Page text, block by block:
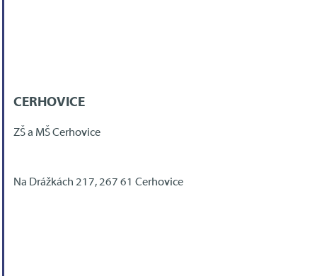
CERHOVICE
ZŠ a MŠ Cerhovice
Na Drážkách 217, 267 61 Cerhovice